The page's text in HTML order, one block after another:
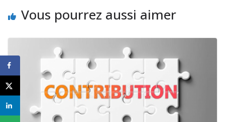
Vous pourrez aussi aimer